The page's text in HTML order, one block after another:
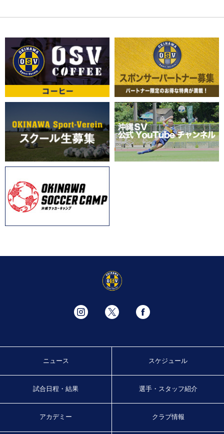
ニュース スケジュール
試合日程・結果 選手・スタッフ紹介
アカデミー クラブ情報